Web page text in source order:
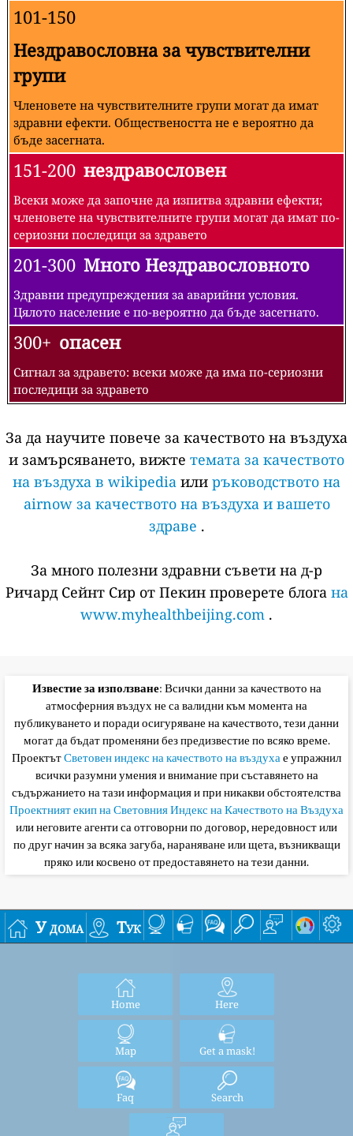
101-150
Нездравословна за чувствителни
групи
Членовете на чувствителните групи могат да имат
здравни ефекти. Обществеността не е вероятно да
бъде засегната.
151-200 нездравословен
Всеки може да започне да изпитва здравни ефекти;
членовете на чувствителните групи могат да имат по-
сериозни последици за здравето
201-300 Много Нездравословното
Здравни предупреждения за аварийни условия.
Цялото население е по-вероятно да бъде засегнато.
300+ опасен
Сигнал за здравето: всеки може да има по-сериозни
последици за здравето
За да научите повече за качеството на въздуха
и замърсяването, вижте темата за качеството
на въздуха в wikipedia или ръководството на
airnow за качеството на въздуха и вашето
здраве .
За много полезни здравни съвети на д-р
Ричард Сейнт Сир от Пекин проверете блога на
www.myhealthbeijing.com .
Известие за използване: Всички данни за качеството на
атмосферния въздух не са валидни към момента на
публикуването и поради осигуряване на качеството, тези данни
могат да бъдат променяни без предизвестие по всяко време.
ПроектътСветовен индекс на качеството на въздухае упражнил
всички разумни умения и внимание при съставянето на
съдържанието на тази информация и при никакви обстоятелства
Проектният екип на Световния Индекс на Качеството на Въздуха
или неговите агенти са отговорни по договор, нередовност или
по друг начин за всяка загуба, нараняване или щета, възникващи
пряко или косвено от предоставянето на тези данни.
У дома Тук
Home Here
Map Get a mask!
Faq Search